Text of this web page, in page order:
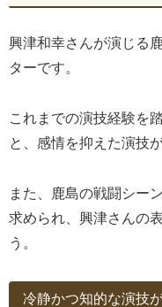
興津和幸さんが演じる
ターです。
これまでの演技経験を
と、感情を抑えた演技
また、鹿島の戦闘シー
求められ、興津さんの
う。
冷静かつ知的な演技